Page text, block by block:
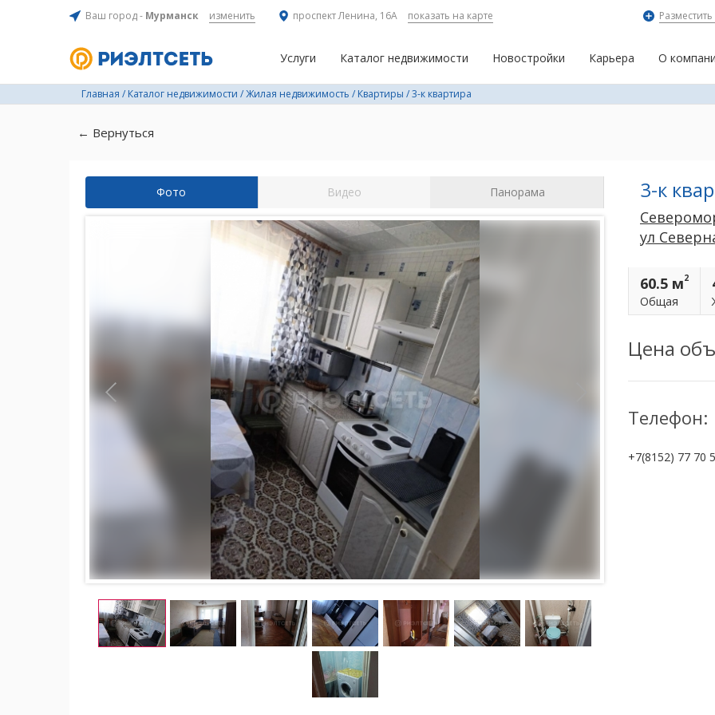
Ваш город - Мурманск изменить проспект Ленина, 16А показать на карте
Услуги Каталог недвижимости Новостройки Карьера О
Главная / Каталог недвижимости /Жилая недвижимость / Квартиры /3-к квартира
← Вернуться
Фото Видео Панорама 3-к
ул
60.5 м2
Общая
Цена
Телефон:
+7(8152) 77 70